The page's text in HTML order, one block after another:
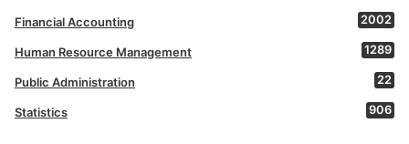
Financial Accounting 2002
Human Resource Management 1289
Public Administration 22
Statistics 906